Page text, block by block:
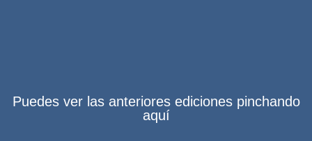
Puedes ver las anteriores ediciones pinchando
aquí